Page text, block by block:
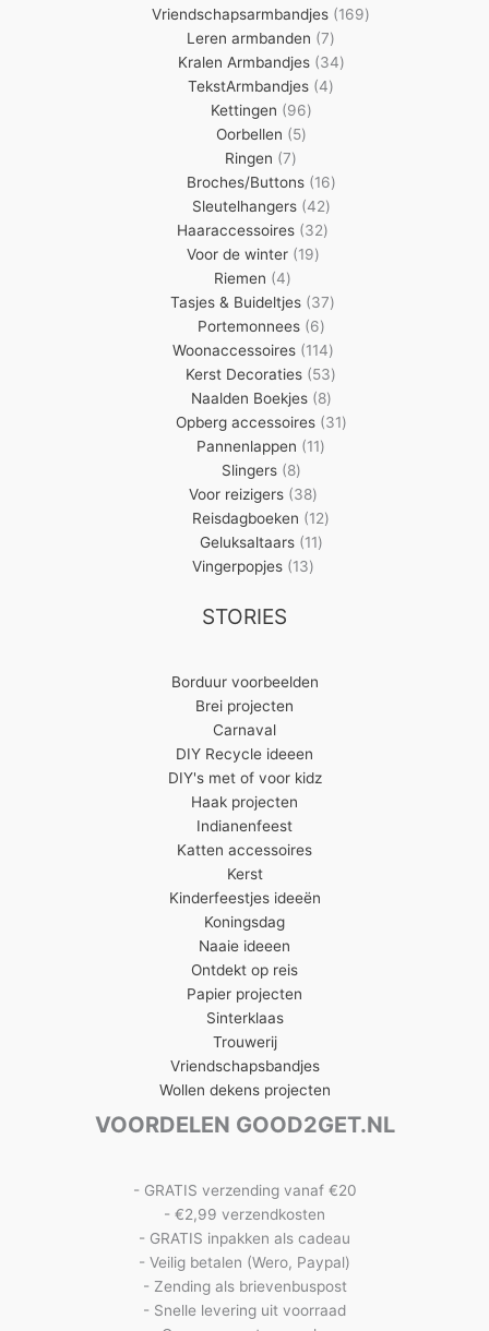
producten
Vriendschapsarmbandjes 169169
Leren armbanden 77
producten
Kralen Armbandjes 3434
TekstArmbandjes 44
Kettingen 9696
producten
Oorbellen 55
Ringen 77
producten
Broches/Buttons 1616
producten
Sleutelhangers 4242
producten
Haaraccessoires 3232
Voor de winter 1919
Riemen 44
producten
Tasjes & Buideltjes 3737
Portemonnees 66
producten
Woonaccessoires 114114
producten
Kerst Decoraties 5353
producten
Naalden Boekjes 88
producten
Opberg accessoires 3131
Pannenlappen 1111
Slingers 88
producten
Voor reizigers 3838
producten
Reisdagboeken 1212
Geluksaltaars 1111
Vingerpopjes 1313
STORIES
Borduur voorbeelden
Brei projecten
Carnaval
DIY Recycle ideeen
DIY's met of voor kidz
Haak projecten
Indianenfeest
Katten accessoires
Kerst
Kinderfeestjes ideeën
Koningsdag
Naaie ideeen
Ontdekt op reis
Papier projecten
Sinterklaas
Trouwerij
Vriendschapsbandjes
Wollen dekens projecten
VOORDELEN GOOD2GET.NL
- GRATIS verzending vanaf €20
- €2,99 verzendkosten
- GRATIS inpakken als cadeau
- Veilig betalen (Wero, Paypal)
- Zending als brievenbuspost
- Snelle levering uit voorraad